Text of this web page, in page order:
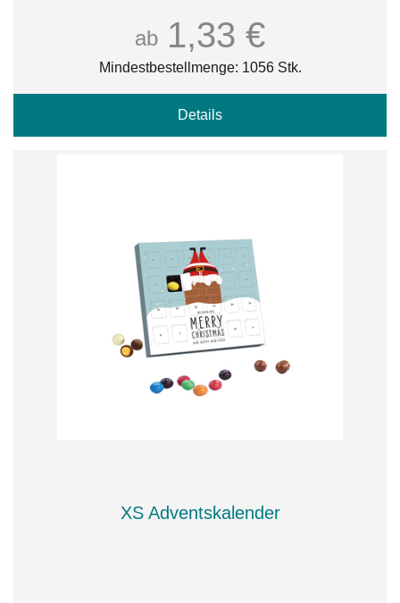
ab 1,33 €
Mindestbestellmenge: 1056 Stk.
Details
XS Adventskalender